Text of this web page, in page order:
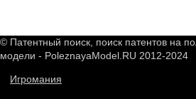
© Патентный поиск, поиск патентов на
модели - PoleznayaModel.RU 2012-2024
Игромания